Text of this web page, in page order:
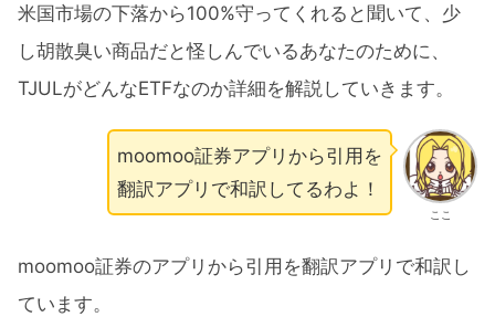
米国市場の下落から100%守ってくれると聞いて、少
し胡散臭い商品だと怪しんでいるあなたのために、
TJULがどんなETFなのか詳細を解説していきます。
ここ
moomoo証券アプリから引用を
翻訳アプリで和訳してるわよ！
moomoo証券のアプリから引用を翻訳アプリで和訳し
ています。